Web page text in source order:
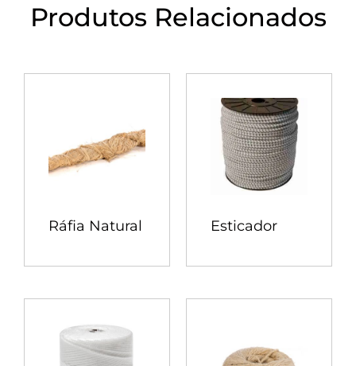
Produtos Relacionados
Ráfia Natural Esticador